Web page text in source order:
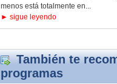
menos está totalmente en...
► sigue leyendo
También te
programas